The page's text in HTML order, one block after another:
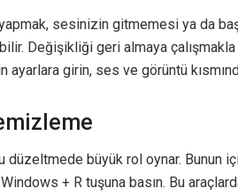
sesinizin gitmemesi ya da
Değişikliği geri almaya
ayarlara girin, ses ve görüntü
büyük rol oynar. Bunun
+ R tuşuna basın. Bu